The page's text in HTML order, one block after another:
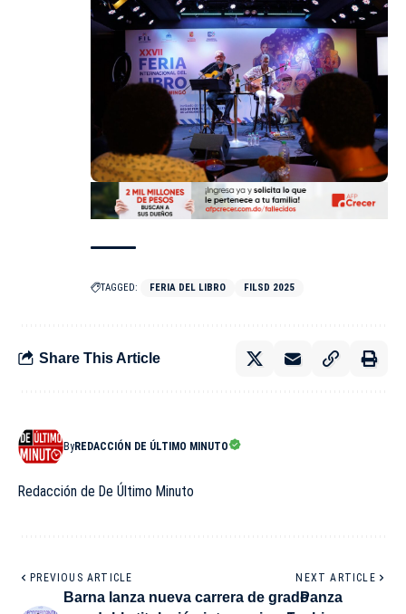
TAGGED: FERIA DEL LIBRO FILSD 2025
Share This Article
ByREDACCIÓN DE ÚLTIMO MINUTO
Redacción de De Último Minuto
PREVIOUS ARTICLE
Barna lanza nueva carrera de grado
NEXT ARTICLE
Panza